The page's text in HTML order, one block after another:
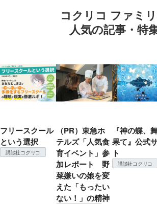
コクリコ ファミ
人気の記事・特
フリースクール
という選択
講談社コクリコ
（PR）東急ホ
テルズ「人気食
育イベント」参
加レポート 野
菜嫌いの娘を変
えた「もったい
ない！」の精神
『神の蝶、
果て』公式
ト
講談社コクリコ